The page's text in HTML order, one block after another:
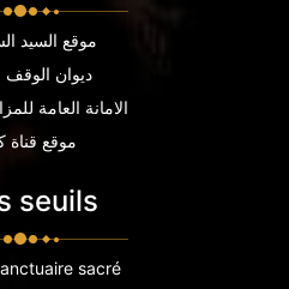
موقع السيد
ديوان الوقف
الامانة العامة
موقع قناة
seuils
sacré